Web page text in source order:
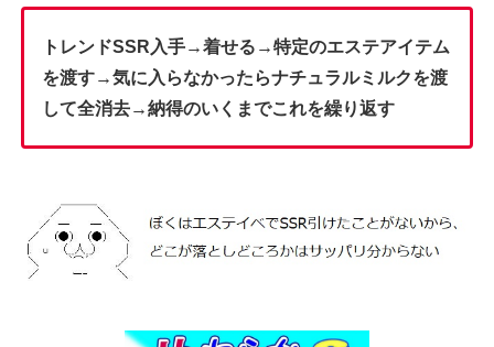
トレンドSSR入手→着せる→特定のエステアイテム
を渡す→気に入らなかったらナチュラルミルクを渡
して全消去→納得のいくまでこれを繰り返す